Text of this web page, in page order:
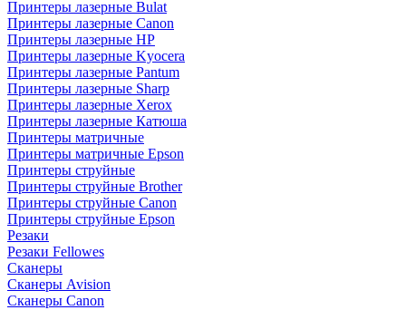
Принтеры лазерные Bulat
Принтеры лазерные Canon
Принтеры лазерные HP
Принтеры лазерные Kyocera
Принтеры лазерные Pantum
Принтеры лазерные Sharp
Принтеры лазерные Xerox
Принтеры лазерные Катюша
Принтеры матричные
Принтеры матричные Epson
Принтеры струйные
Принтеры струйные Brother
Принтеры струйные Canon
Принтеры струйные Epson
Резаки
Резаки Fellowes
Сканеры
Сканеры Avision
Сканеры Canon